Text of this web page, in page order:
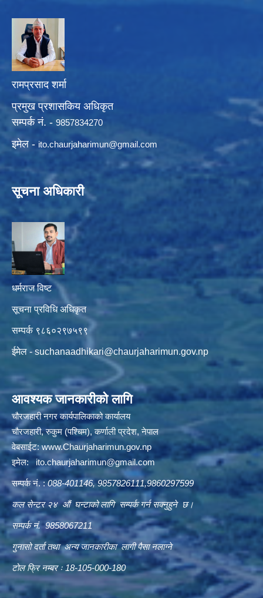
रामप्रसाद शर्मा
प्रमुख प्रशासकिय अधिकृत
सम्पर्क नं. - 9857834270
इमेल - ito.chaurjaharimun@gmail.com
सूचना अधिकारी
धर्मराज विष्ट
सूचना प्रविधि अधिकृत
सम्पर्क ९८६०२९७५९९
ईमेल -suchanaadhikari@chaurjaharimun.gov.np
आवश्यक जानकारीको लागि
चौरजहारी नगर कार्यपालिकाको कार्यालय
चौरजहारी, रुकुम (पश्चिम), कर्णाली प्रदेश, नेपाल
वेबसाईट:www.Chaurjaharimun.gov.np
इमेल: ito.chaurjaharimun@gmail.com
सम्पर्क नं. :088-401146, 9857826111,9860297599
कल सेन्टर २४ औं घन्टाको लागि सम्पर्क गर्न सक्नुहुने छ।
सम्पर्क नं. 9858067211
गुनासो दर्ता तथा अन्य जानकारीका लागी पैसा नलाग्ने
टोल फ्रि नम्बर ः 18-105-000-180